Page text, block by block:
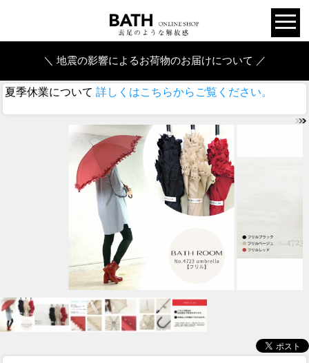
＼ 地震の影響によるお荷物のお届けについて ／
夏季休業について 詳しくはこちらからご覧ください。